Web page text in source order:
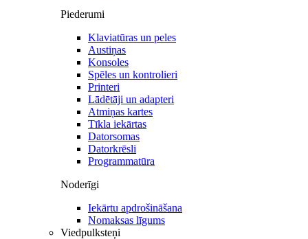
Piederumi
Klaviatūras un peles
Austiņas
Konsoles
Spēles un kontrolieri
Printeri
Lādētāji un adapteri
Atmiņas kartes
Tīkla iekārtas
Datorsomas
Datorkrēsli
Programmatūra
Noderīgi
Iekārtu apdrošināšana
Nomaksas līgums
Viedpulksteņi